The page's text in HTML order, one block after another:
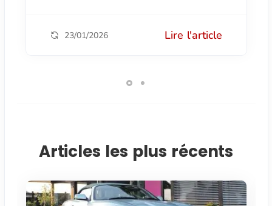
23/01/2026 Lire l'article
Articles les plus récents